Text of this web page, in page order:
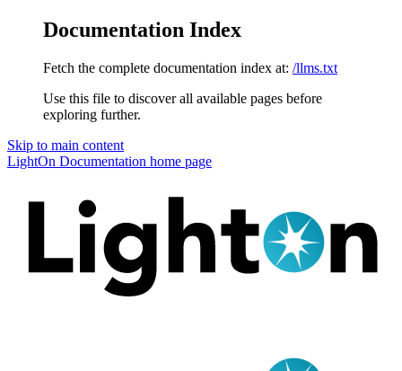
Documentation Index
Fetch the complete documentation index at: /llms.txt
Use this file to discover all available pages before
exploring further.
Skip to main content
LightOn Documentation home page